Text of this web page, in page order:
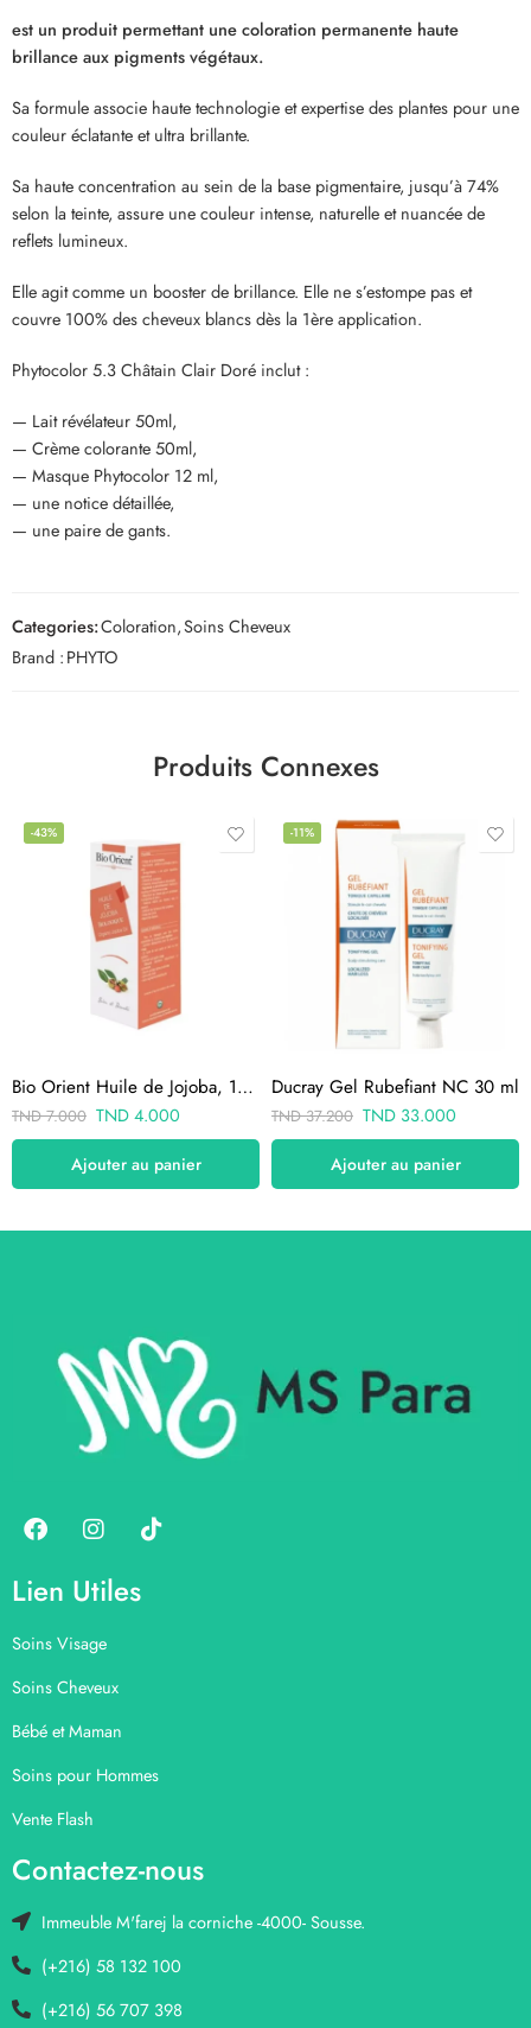
est un produit permettant une coloration permanente haute
brillance aux pigments végétaux.
Sa formule associe haute technologie et expertise des plantes pour une
couleur éclatante et ultra brillante.
Sa haute concentration au sein de la base pigmentaire, jusqu’à 74%
selon la teinte, assure une couleur intense, naturelle et nuancée de
reflets lumineux.
Elle agit comme un booster de brillance. Elle ne s’estompe pas et
couvre 100% des cheveux blancs dès la 1ère application.
Phytocolor 5.3 Châtain Clair Doré inclut :
— Lait révélateur 50ml,
— Crème colorante 50ml,
— Masque Phytocolor 12 ml,
— une notice détaillée,
— une paire de gants.
Categories:Coloration,Soins Cheveux
Brand :PHYTO
Produits Connexes
-43%
Bio Orient Huile de Jojoba, 10ml (زيت الجوجوبا)
TND7.000 TND4.000
Ajouter au panier
-11%
Ducray Gel Rubefiant NC 30 ml
TND37.200 TND 33.000
Ajouter au panier
Lien Utiles
Soins Visage
Soins Cheveux
Bébé et Maman
Soins pour Hommes
Vente Flash
Contactez-nous
Immeuble M'farej la corniche -4000- Sousse.
(+216) 58 132 100
(+216) 56 707 398